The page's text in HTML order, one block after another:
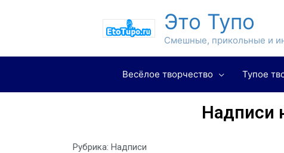
Это Тупо
Смешные, прикольные и
Весёлое творчество Тупое
Надписи
Рубрика: Надписи